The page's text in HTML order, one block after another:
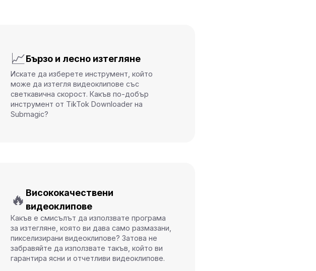
📈Бързо и лесно изтегляне
Искате да изберете инструмент, който
може да изтегля видеоклипове със
светкавична скорост. Какъв по-добър
инструмент от TikTok Downloader на
Submagic?
🔥 Висококачествени
видеоклипове
Какъв е смисълът да използвате програма
за изтегляне, която ви дава само размазани,
пикселизирани видеоклипове? Затова не
забравяйте да използвате такъв, който ви
гарантира ясни и отчетливи видеоклипове.